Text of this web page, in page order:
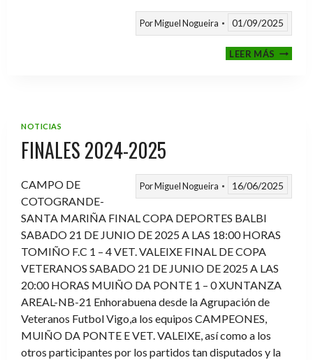
PorMiguel Nogueira 01/09/2025
LEER MÁSVI
NOTICIAS
FINALES 2024-2025
PorMiguel Nogueira 16/06/2025
CAMPO DE
COTOGRANDE-
SANTA MARIÑA FINAL COPA DEPORTES BALBI
SABADO 21 DE JUNIO DE 2025 A LAS 18:00 HORAS
TOMIÑO F.C 1 – 4 VET. VALEIXE FINAL DE COPA
VETERANOS SABADO 21 DE JUNIO DE 2025 A LAS
20:00 HORAS MUIÑO DA PONTE 1 – 0 XUNTANZA
AREAL-NB-21 Enhorabuena desde la Agrupación de
Veteranos Futbol Vigo,a los equipos CAMPEONES,
MUIÑO DA PONTE E VET. VALEIXE, así como a los
otros participantes por los partidos tan disputados y la